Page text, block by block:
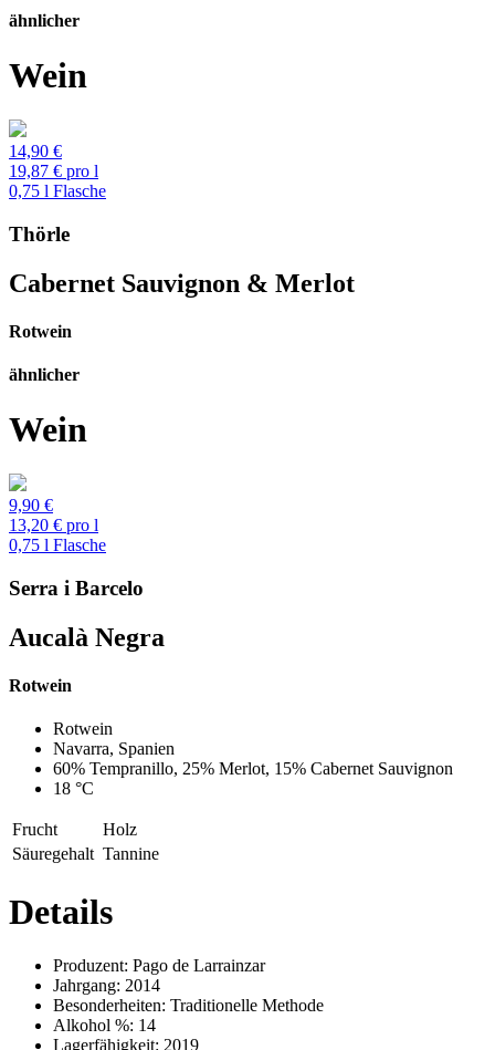
ähnlicher
Wein
14,90 €
19,87 € pro l
0,75 l Flasche
Thörle
Cabernet Sauvignon & Merlot
Rotwein
ähnlicher
Wein
9,90 €
13,20 € pro l
0,75 l Flasche
Serra i Barcelo
Aucalà Negra
Rotwein
Previous
Next
Rotwein
Navarra, Spanien
60% Tempranillo, 25% Merlot, 15% Cabernet Sauvignon
18 °C
Frucht
Holz
Säuregehalt Tannine
Details
Produzent: Pago de Larrainzar
Jahrgang: 2014
Besonderheiten: Traditionelle Methode
Alkohol %: 14
Lagerfähigkeit: 2019